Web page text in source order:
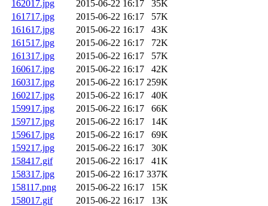
162017.jpg 2015-06-22 16:17
35K
161717.jpg
2015-06-22 16:17
57K
161617.jpg
2015-06-22 16:17
43K
161517.jpg
2015-06-22 16:17
72K
161317.jpg
2015-06-22 16:17
57K
160617.jpg
2015-06-22 16:17
42K
160317.jpg
2015-06-22 16:17 259K
160217.jpg
2015-06-22 16:17
40K
159917.jpg
2015-06-22 16:17
66K
159717.jpg
2015-06-22 16:17
14K
159617.jpg
2015-06-22 16:17
69K
159217.jpg
2015-06-22 16:17
30K
158417.gif
2015-06-22 16:17
41K
158317.jpg
2015-06-22 16:17 337K
158117.png
2015-06-22 16:17
15K
158017.gif
2015-06-22 16:17
13K